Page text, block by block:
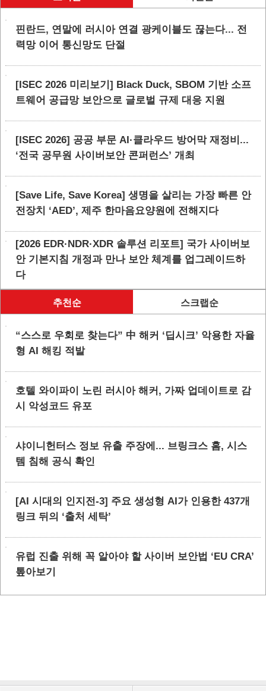
핀란드, 연말에 러시아 연결 광케이블도 끊는다... 전
력망 이어 통신망도 단절
[ISEC 2026 미리보기] Black Duck, SBOM 기반 소프
트웨어 공급망 보안으로 글로벌 규제 대응 지원
[ISEC 2026] 공공 부문 AI·클라우드 방어막 재정비...
‘전국 공무원 사이버보안 콘퍼런스’ 개최
[Save Life, Save Korea] 생명을 살리는 가장 빠른 안
전장치 ‘AED’, 제주 한마음요양원에 전해지다
[2026 EDR·NDR·XDR 솔루션 리포트] 국가 사이버보
안 기본지침 개정과 만나 보안 체계를 업그레이드하
다
추천순 스크랩순
“스스로 우회로 찾는다” 中 해커 ‘딥시크’ 악용한 자율
형 AI 해킹 적발
호텔 와이파이 노린 러시아 해커, 가짜 업데이트로 감
시 악성코드 유포
샤이니헌터스 정보 유출 주장에... 브링크스 홈, 시스
템 침해 공식 확인
[AI 시대의 인지전-3] 주요 생성형 AI가 인용한 437개
링크 뒤의 ‘출처 세탁’
유럽 진출 위해 꼭 알아야 할 사이버 보안법 ‘EU CRA’
톺아보기